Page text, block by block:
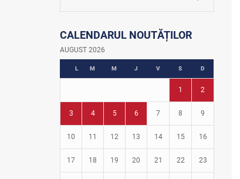
Istoria fotbalului
Turneul Viitorul
Fotbal în grădinițe
CALENDARUL NOUTĂȚILOR
AUGUST 2026
L M M J V S D
1 2
3 4 5 6 7 8 9
10 11 12 13 14 15 16
17 18 19 20 21 22 23